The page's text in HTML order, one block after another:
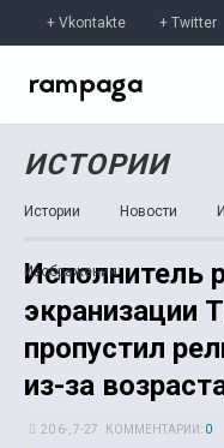
Vkontakte Twitter
ИСТОРИИ
Истории Новости
Изображения
Исполнитель
экранизации
пропустил
из-за
20 6-, 7-27 КОММЕНТАРИИ: 0